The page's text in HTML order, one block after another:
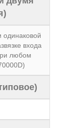
одинаковой
входа
любом